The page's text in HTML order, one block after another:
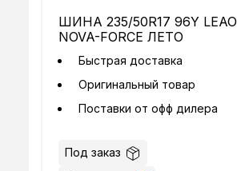
ШИНА 235/50R17 96Y LEAO
NOVA-FORCE ЛЕТО
Быстрая доставка
Оригинальный товар
Поставки от офф дилера
Под заказ